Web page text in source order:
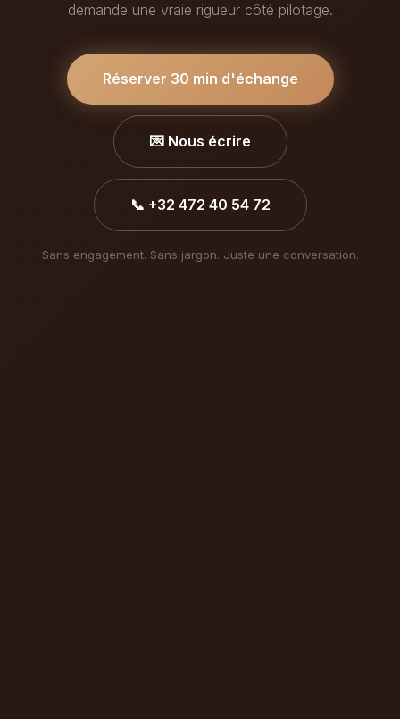
demande une vraie rigueur côté pilotage.
Réserver 30 min d'échange
💌 Nous écrire
📞 +32 472 40 54 72
Sans engagement. Sans jargon. Juste une conversation.